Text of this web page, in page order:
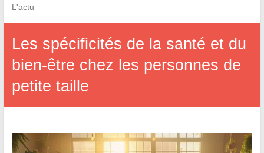
L'actu
Les spécificités de la santé et du
bien-être chez les personnes de
petite taille